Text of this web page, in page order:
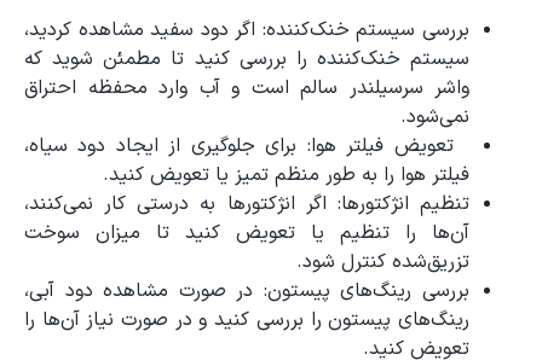
بررسی سیستم خنک‌کننده: اگر دود سفید مشاهده کردید،
سیستم خنک‌کننده را بررسی کنید تا مطمئن شوید که
واشر سرسیلندر سالم است و آب وارد محفظه احتراق
نمی‌شود.
تعویض فیلتر هوا: برای جلوگیری از ایجاد دود سیاه،
فیلتر هوا را به طور منظم تمیز یا تعویض کنید.
تنظیم انژکتورها: اگر انژکتورها به درستی کار نمی‌کنند،
آن‌ها را تنظیم یا تعویض کنید تا میزان سوخت
تزریق‌شده کنترل شود.
بررسی رینگ‌های پیستون: در صورت مشاهده دود آبی،
رینگ‌های پیستون را بررسی کنید و در صورت نیاز آن‌ها را
تعویض کنید.